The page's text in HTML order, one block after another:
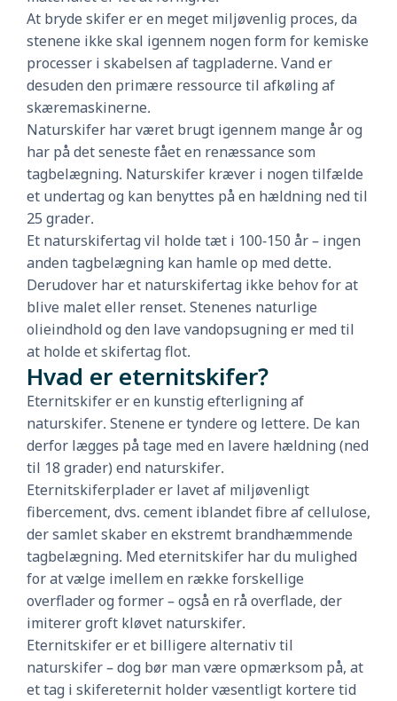
At bryde skifer er en meget miljøvenlig proces, da
stenene ikke skal igennem nogen form for kemiske
processer i skabelsen af tagpladerne. Vand er
desuden den primære ressource til afkøling af
skæremaskinerne.
Naturskifer har været brugt igennem mange år og
har på det seneste fået en renæssance som
tagbelægning. Naturskifer kræver i nogen tilfælde
et undertag og kan benyttes på en hældning ned til
25 grader.
Et naturskifertag vil holde tæt i 100-150 år – ingen
anden tagbelægning kan hamle op med dette.
Derudover har et naturskifertag ikke behov for at
blive malet eller renset. Stenenes naturlige
olieindhold og den lave vandopsugning er med til
at holde et skifertag flot.
Hvad er eternitskifer?
Eternitskifer er en kunstig efterligning af
naturskifer. Stenene er tyndere og lettere. De kan
derfor lægges på tage med en lavere hældning (ned
til 18 grader) end naturskifer.
Eternitskiferplader er lavet af miljøvenligt
fibercement, dvs. cement iblandet fibre af cellulose,
der samlet skaber en ekstremt brandhæmmende
tagbelægning. Med eternitskifer har du mulighed
for at vælge imellem en række forskellige
overflader og former – også en rå overflade, der
imiterer groft kløvet naturskifer.
Eternitskifer er et billigere alternativ til
naturskifer – dog bør man være opmærksom på, at
et tag i skifereternit holder væsentligt kortere tid